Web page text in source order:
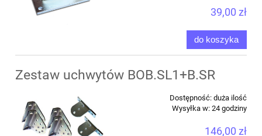
39,00 zł
do koszyka
Zestaw uchwytów BOB.SL1+B.SR
Dostępność: duża ilość
Wysyłka w: 24 godziny
146,00 zł